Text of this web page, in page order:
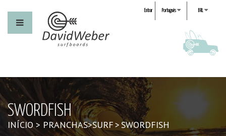
BRL
Português
Entrar
SWORDFISH
INÍCIO > PRANCHAS>SURF>SWORDFISH